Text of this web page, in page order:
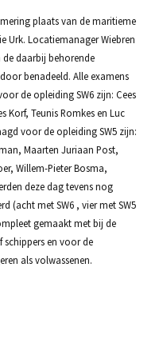
plaats van de maritieme
Urk. Locatiemanager Wiebren
daarbij behorende
benadeeld. Alle examens
de opleiding SW6 zijn: Cees
Korf, Teunis Romkes en Luc
voor de opleiding SW5 zijn:
Maarten Juriaan Post,
Willem-Pieter Bosma,
deze dag tevens nog
(acht met SW6 , vier met SW5
gemaakt met bij de
en voor de
als volwassenen.